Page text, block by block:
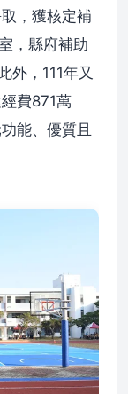
，獲核定補
，縣府補助
外，111年又
費871萬
能、優質且